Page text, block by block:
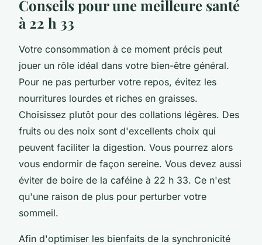
Conseils pour une meilleure santé
à 22 h 33
Votre consommation à ce moment précis peut
jouer un rôle idéal dans votre bien-être général.
Pour ne pas perturber votre repos, évitez les
nourritures lourdes et riches en graisses.
Choisissez plutôt pour des collations légères. Des
fruits ou des noix sont d'excellents choix qui
peuvent faciliter la digestion. Vous pourrez alors
vous endormir de façon sereine. Vous devez aussi
éviter de boire de la caféine à 22 h 33. Ce n'est
qu'une raison de plus pour perturber votre
sommeil.
Afin d'optimiser les bienfaits de la synchronicité